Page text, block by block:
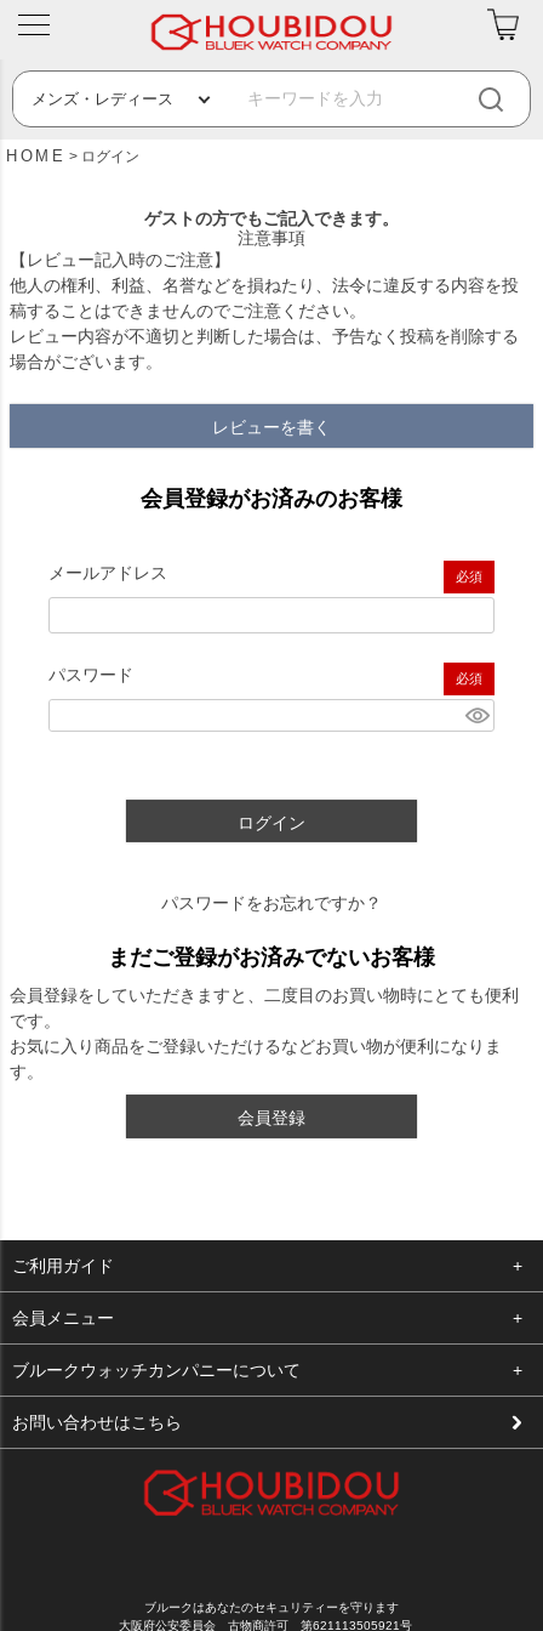
HOME ログイン
ゲストの方でもご記入できます。
注意事項
【レビュー記入時のご注意】
他人の権利、利益、名誉などを損ねたり、法令に違反する内容を投
稿することはできませんのでご注意ください。
レビュー内容が不適切と判断した場合は、予告なく投稿を削除する
場合がございます。
レビューを書く
会員登録がお済みのお客様
メールアドレス
(必須)
パスワード
(必須)
ログイン
パスワードをお忘れですか？
まだご登録がお済みでないお客様
会員登録をしていただきますと、二度目のお買い物時にとても便利
です。
お気に入り商品をご登録いただけるなどお買い物が便利になりま
す。
会員登録
ご利用ガイド
よくある質問
支払い・送料
修理依頼
会員メニュー
ログイン
お気に入り
ブルークウォッチカンパニーについて
会社概要
お問い合わせはこちら
ブルークはあなたのセキュリティーを守ります
大阪府公安委員会 古物商許可 第621113505921号